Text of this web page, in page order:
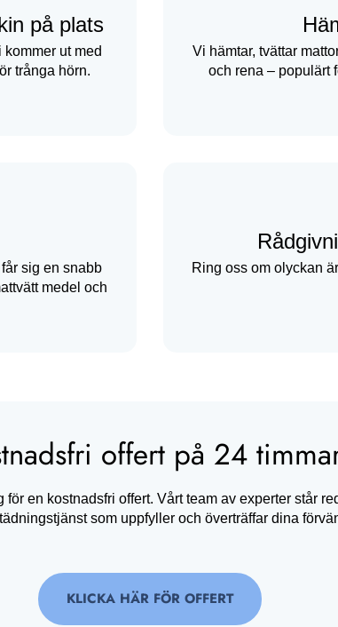
på plats
ut med
trånga hörn.
Vi hämtar, tvättar
och rena – populärt
sig en snabb
medel och
Ring oss om olyckan
offert på 24
en kostnadsfri offert. Vårt team av experter står
som uppfyller och överträffar dina
KLICKA HÄR FÖR OFFERT